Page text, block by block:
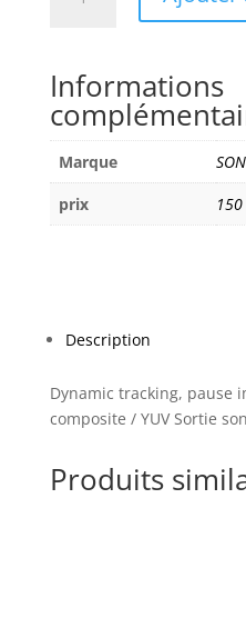
2650
Informations
Marque
prix
150
Description
Dynamic tracking, pause
composite / YUV Sortie
Produits